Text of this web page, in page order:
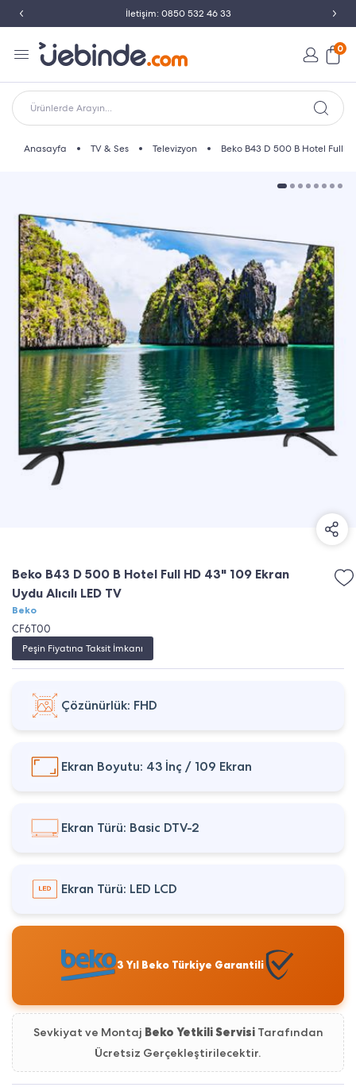
İletişim: 0850 532 46 33
0
Ürünlerde Arayın...
Anasayfa TV & Ses Televizyon Beko B43 D 500 B Hotel Full
Beko B43 D 500 B Hotel Full HD 43" 109 Ekran
Uydu Alıcılı LED TV
Beko
CF6T00
Peşin Fiyatına Taksit İmkanı
Çözünürlük: FHD
Ekran Boyutu: 43 İnç / 109 Ekran
Ekran Türü: Basic DTV-2
Ekran Türü: LED LCD
3 Yıl Beko Türkiye Garantili
Sevkiyat ve Montaj Beko Yetkili ServisiTarafından
Ücretsiz Gerçekleştirilecektir.